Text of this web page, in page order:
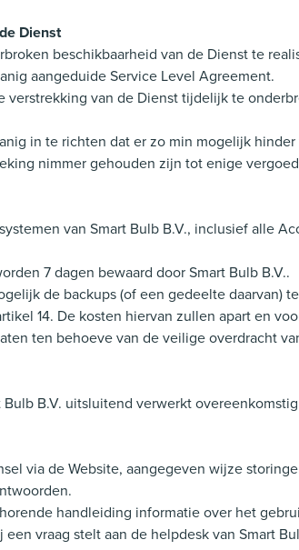
Dienst
beschikbaarheid van de Dienst te
aangeduide Service Level Agreement.
verstrekking van de Dienst tijdelijk te
in te richten dat er zo min mogelijk
nimmer gehouden zijn tot enige
van Smart Bulb B.V., inclusief alle
7 dagen bewaard door Smart Bulb B.V..
de backups (of een gedeelte daarvan)
14. De kosten hiervan zullen apart en
ten behoeve van de veilige overdracht
B.V. uitsluitend verwerkt
via de Website, aangegeven wijze
handleiding informatie over het
vraag stelt aan de helpdesk van Smart